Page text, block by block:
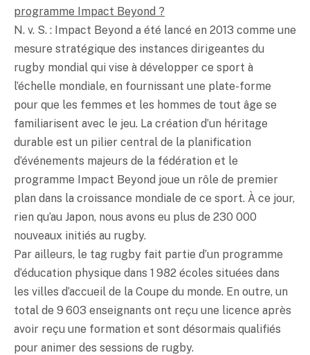
programme Impact Beyond ?
N. v. S. : Impact Beyond a été lancé en 2013 comme une
mesure stratégique des instances dirigeantes du
rugby mondial qui vise à développer ce sport à
l’échelle mondiale, en fournissant une plate-forme
pour que les femmes et les hommes de tout âge se
familiarisent avec le jeu. La création d’un héritage
durable est un pilier central de la planification
d’événements majeurs de la fédération et le
programme Impact Beyond joue un rôle de premier
plan dans la croissance mondiale de ce sport. À ce jour,
rien qu’au Japon, nous avons eu plus de 230 000
nouveaux initiés au rugby.
Par ailleurs, le tag rugby fait partie d’un programme
d’éducation physique dans 1 982 écoles situées dans
les villes d’accueil de la Coupe du monde. En outre, un
total de 9 603 enseignants ont reçu une licence après
avoir reçu une formation et sont désormais qualifiés
pour animer des sessions de rugby.